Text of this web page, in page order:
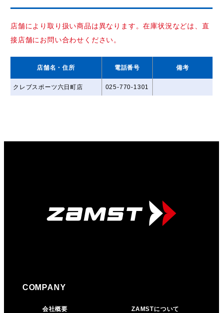
店舗により取り扱い商品は異なります。在庫状況などは、直
接店舗にお問い合わせください。
店舗名 ・住所 電話番号 備考
クレブスポーツ六日町店 025-770-1301
COMPANY
会社概要 ZAMSTについて